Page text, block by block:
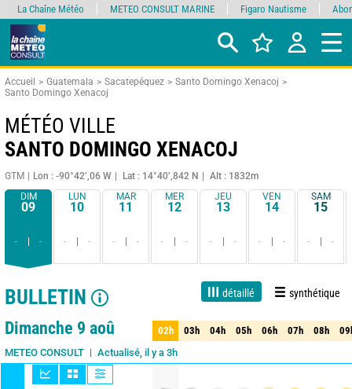
Accueil Guatemala Sacatepéquez
Santo Domingo Xenacoj
Santo Domingo Xenacoj
MÉTÉO VILLE
SANTO DOMINGO XENACOJ
GTM Lon : -90°42’,06 W Lat : 14°40’,842 N
Alt : 1832m
DIM
09
- -
LUN
10
- -
MAR
11
- -
MER
12
- -
JEU
13
- -
VEN
14
- -
SAM
15
- -
BULLETIN détaillé synthétique
1 jour 3 jours 7 jours 15 jours Fiabilité 90%
Dimanche 9 aoû
METEO CONSULT Actualisé, il y a 3h
02h 03h 04h 05h 06h 07h 08h
02h 03h 04h 05h 06h 07h 08h
La Chaîne Météo METEO CONSULT MARINE Figaro Nautisme